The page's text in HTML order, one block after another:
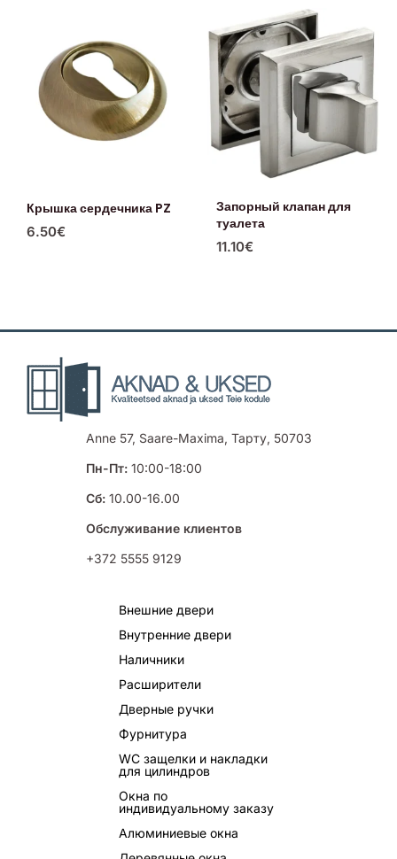
Крышка сердечника PZ
6.50€
Запорный клапан для
туалета
11.10€
Anne 57, Saare-Maxima, Тарту, 50703
Пн-Пт:10:00-18:00
Сб:10.00-16.00
Обслуживание клиентов
+372 5555 9129
Внешние двери
Внутренние двери
Наличники
Расширители
Дверные ручки
Фурнитура
WC защелки и накладки
для цилиндров
Окна по
индивидуальному заказу
Алюминиевые окна